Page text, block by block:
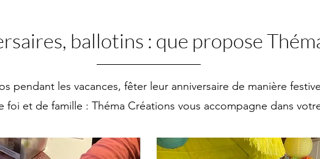
ballotins : que propose
pendant les vacances, fêter leur anniversaire de manière
foi et de famille : Théma Créations vous accompagne dans